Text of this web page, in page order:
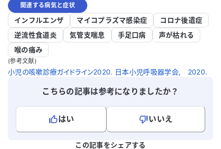
処すれば良いのか、アドバイスをいただけ
ると助かります。肺炎の可能性についても
確認したいです。どうかよろしくお願いい
たします。
き、痰が絡
しゃがれ声
じることが
マウスの症
ん。重篤化
受けるべき
関連する病気と症状
インフルエンザ マイコプラズマ感染症
コロナ後遺症
逆流性食道炎
気管支喘息 手足口病
声が枯れる
喉の痛み
(参考文献)
小児の咳嗽診療ガイドライン2020. 日本小児呼吸器学会, 2020.
こちらの記事は参考になりましたか？
はい
いいえ
この記事をシェアする